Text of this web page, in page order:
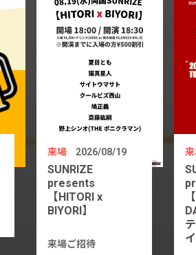
来場 2026/08/19
SUNRIZE
presents
【HITORI x
BIYORI】
来場ご招待